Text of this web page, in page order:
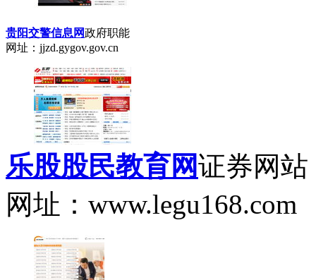
贵阳交警信息网政府职能
网址：jjzd.gygov.gov.cn
乐股股民教育网证券网站
网址：www.legu168.com